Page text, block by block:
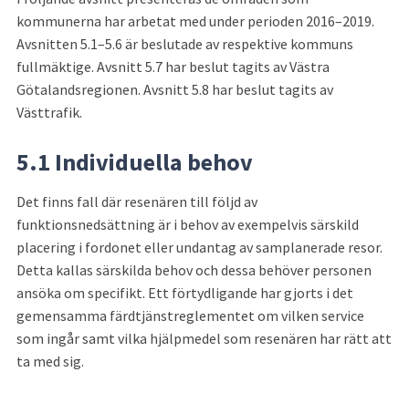
kommunerna har arbetat med under perioden 2016–2019.
Avsnitten 5.1–5.6 är beslutade av respektive kommuns
fullmäktige. Avsnitt 5.7 har beslut tagits av Västra
Götalandsregionen. Avsnitt 5.8 har beslut tagits av
Västtrafik.
5.1 Individuella behov
Det finns fall där resenären till följd av
funktionsnedsättning är i behov av exempelvis särskild
placering i fordonet eller undantag av samplanerade resor.
Detta kallas särskilda behov och dessa behöver personen
ansöka om specifikt. Ett förtydligande har gjorts i det
gemensamma färdtjänstreglementet om vilken service
som ingår samt vilka hjälpmedel som resenären har rätt att
ta med sig.